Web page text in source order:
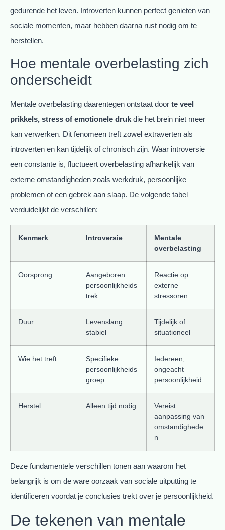
gedurende het leven. Introverten kunnen perfect genieten van
sociale momenten, maar hebben daarna rust nodig om te
herstellen.
Hoe mentale overbelasting zich
onderscheidt
Mentale overbelasting daarentegen ontstaat door te veel
prikkels, stress of emotionele druk die het brein niet meer
kan verwerken. Dit fenomeen treft zowel extraverten als
introverten en kan tijdelijk of chronisch zijn. Waar introversie
een constante is, fluctueert overbelasting afhankelijk van
externe omstandigheden zoals werkdruk, persoonlijke
problemen of een gebrek aan slaap. De volgende tabel
verduidelijkt de verschillen:
Kenmerk Introversie
Mentale
overbelasting
Oorsprong
Aangeboren
persoonlijkheids
trek
Reactie op
externe
stressoren
Duur
Levenslang
stabiel
Tijdelijk of
situationeel
Wie het treft
Specifieke
persoonlijkheids
groep
Iedereen,
ongeacht
persoonlijkheid
Herstel Alleen tijd nodig
Vereist
aanpassing van
omstandighede
n
Deze fundamentele verschillen tonen aan waarom het
belangrijk is om de ware oorzaak van sociale uitputting te
identificeren voordat je conclusies trekt over je persoonlijkheid.
De tekenen van mentale